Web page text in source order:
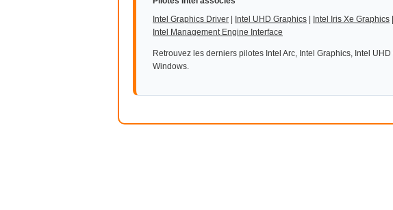
Intel Graphics Driver
Intel UHD Graphics Intel Iris Xe Graphics
Intel Management Engine Interface
Retrouvez les derniers pilotes Intel Arc, Intel Graphics, Intel
Windows.